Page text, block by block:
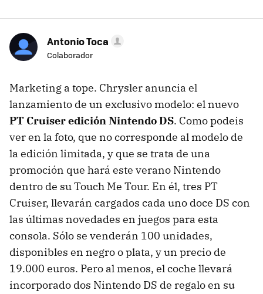
Antonio Toca
Colaborador
Marketing a tope. Chrysler anuncia el
lanzamiento de un exclusivo modelo: el nuevo
PT Cruiser edición Nintendo DS. Como podeis
ver en la foto, que no corresponde al modelo de
la edición limitada, y que se trata de una
promoción que hará este verano Nintendo
dentro de su Touch Me Tour. En él, tres PT
Cruiser, llevarán cargados cada uno doce DS con
las últimas novedades en juegos para esta
consola. Sólo se venderán 100 unidades,
disponibles en negro o plata, y un precio de
19.000 euros. Pero al menos, el coche llevará
incorporado dos Nintendo DS de regalo en su